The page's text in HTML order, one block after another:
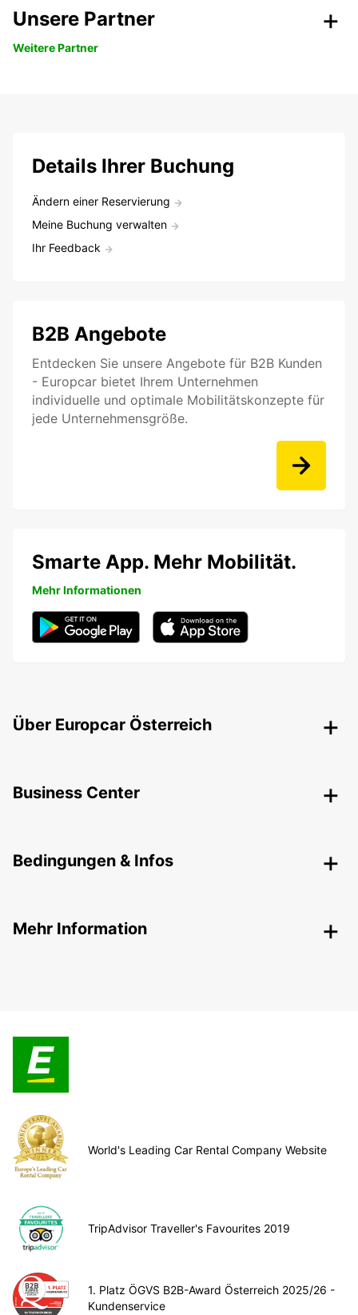
Unsere Partner
Weitere Partner
Details Ihrer Buchung
Ändern einer Reservierung
Meine Buchung verwalten
Ihr Feedback
B2B Angebote
Entdecken Sie unsere Angebote für B2B Kunden
- Europcar bietet Ihrem Unternehmen
individuelle und optimale Mobilitätskonzepte für
jede Unternehmensgröße.
Smarte App. Mehr Mobilität.
Mehr Informationen
Über Europcar Österreich
Business Center
Bedingungen & Infos
Mehr Information
World's Leading Car Rental Company Website
TripAdvisor Traveller's Favourites 2019
1. Platz ÖGVS B2B-Award Österreich 2025/26 -
Kundenservice